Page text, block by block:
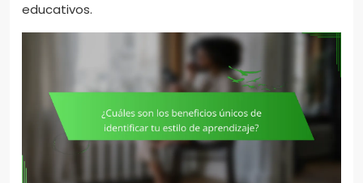
educativos.